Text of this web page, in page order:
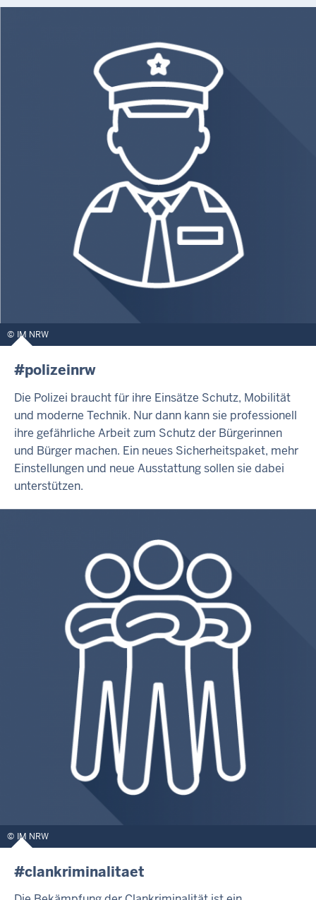
IM NRW
#polizeinrw
Die Polizei braucht für ihre Einsätze Schutz, Mobilität
und moderne Technik. Nur dann kann sie professionell
ihre gefährliche Arbeit zum Schutz der Bürgerinnen
und Bürger machen. Ein neues Sicherheitspaket, mehr
Einstellungen und neue Ausstattung sollen sie dabei
unterstützen.
IM NRW
#clankriminalitaet